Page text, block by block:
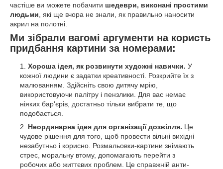
частіше ви можете побачити шедеври, виконані простими
людьми , які ще вчора не знали, як правильно наносити
акрил на полотні.
Ми зібрали вагомі аргументи на користь
придбання картини за номерами:
Хороша ідея, як розвинути художні навички. У
кожної людини є задатки креативності. Розкрийте їх з
малюванням. Здійсніть свою дитячу мрію,
використовуючи палітру і пензлики. Для вас немає
ніяких бар'єрів, достатньо тільки вибрати те, що
подобається.
Неординарна ідея для організації дозвілля. Це
чудове рішення для того, щоб провести вільні вихідні
незабутньо і корисно. Розмальовки-картини знімають
стрес, моральну втому, допомагають перейти з
робочих або життєвих проблем. Це справжній анти-